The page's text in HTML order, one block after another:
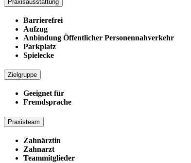
Praxisausstattung
Barrierefrei
Aufzug
Anbindung Öffentlicher Personennahverkehr
Parkplatz
Spielecke
Zielgruppe
Geeignet für
Fremdsprache
Praxisteam
Zahnärztin
Zahnarzt
Teammitglieder